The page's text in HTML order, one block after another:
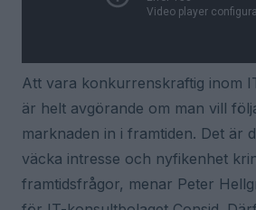
Att vara konkurrenskraftig inom
är helt avgörande om man vill
marknaden in i framtiden. Det är
väcka intresse och nyfikenhet
framtidsfrågor, menar Peter